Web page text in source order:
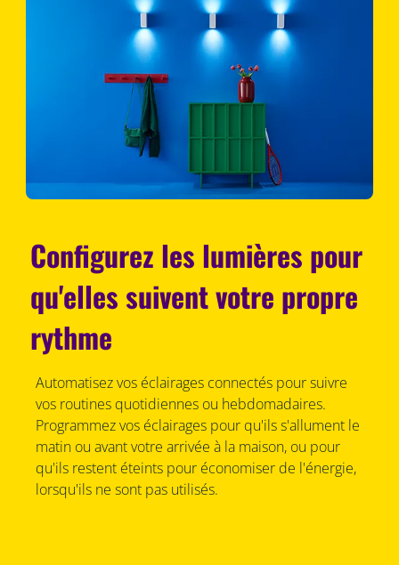
Configurez les lumières pour
qu'elles suivent votre propre
rythme
Automatisez vos éclairages connectés pour suivre
vos routines quotidiennes ou hebdomadaires.
Programmez vos éclairages pour qu'ils s'allument le
matin ou avant votre arrivée à la maison, ou pour
qu'ils restent éteints pour économiser de l'énergie,
lorsqu'ils ne sont pas utilisés.